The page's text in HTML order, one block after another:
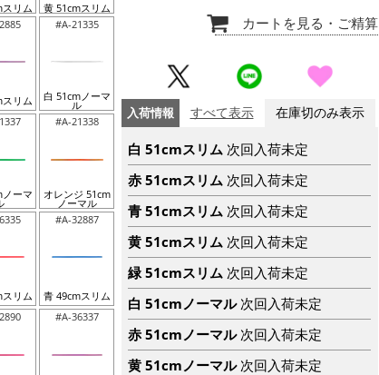
リム
黄 51cmスリム
リム
#A-21335
白 51cmノーマ
ル
ーマ
#A-21338
オレンジ 51cm
ノーマル
リム
#A-32887
青 49cmスリム
#A-36337
カートを見る ・ご精算
入荷情報 すべて表示 在庫切のみ表示
白 51cmスリム 次回入荷未定
赤 51cmスリム 次回入荷未定
青 51cmスリム 次回入荷未定
黄 51cmスリム 次回入荷未定
緑 51cmスリム 次回入荷未定
白 51cmノーマル 次回入荷未定
赤 51cmノーマル 次回入荷未定
黄 51cmノーマル 次回入荷未定